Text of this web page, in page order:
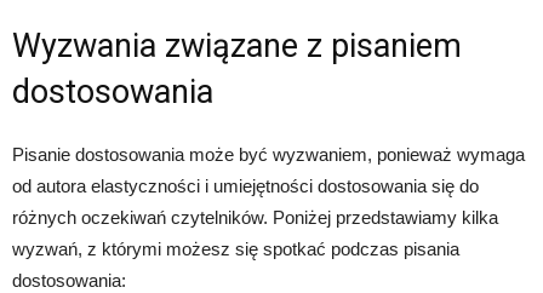
Wyzwania związane z pisaniem
dostosowania
Pisanie dostosowania może być wyzwaniem, ponieważ wymaga
od autora elastyczności i umiejętności dostosowania się do
różnych oczekiwań czytelników. Poniżej przedstawiamy kilka
wyzwań, z którymi możesz się spotkać podczas pisania
dostosowania: